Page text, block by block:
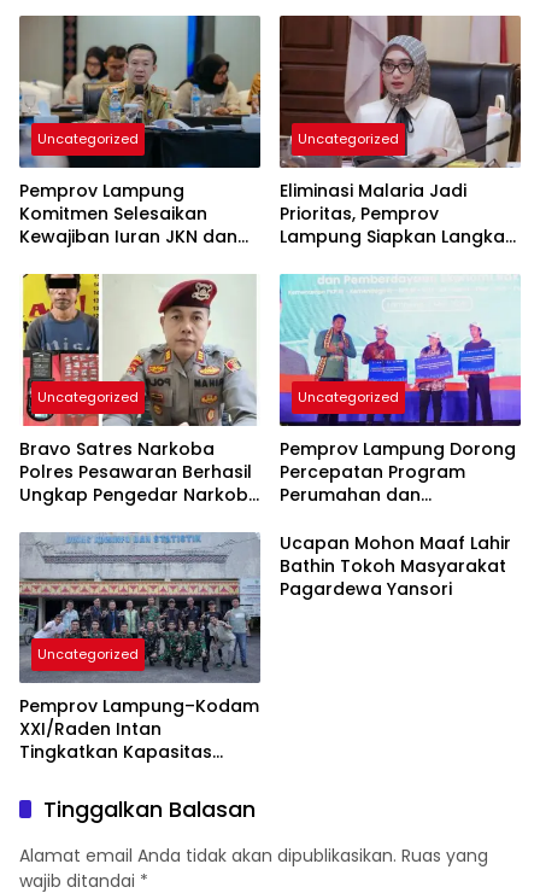
Uncategorized
Pemprov Lampung
Komitmen Selesaikan
Kewajiban Iuran JKN dan
Kepesertaan BPJS
Kesehatan
Uncategorized
Eliminasi Malaria Jadi
Prioritas, Pemprov
Lampung Siapkan Langkah
Uncategorized
Bravo Satres Narkoba
Polres Pesawaran Berhasil
Ungkap Pengedar Narkoba
Uncategorized
Pemprov Lampung Dorong
Percepatan Program
Perumahan dan
Rakyat
Uncategorized
Pemprov Lampung–Kodam
XXI/Raden Intan
Tingkatkan Kapasitas
Komunikasi Publik
Ucapan Mohon Maaf Lahir
Bathin Tokoh Masyarakat
Pagardewa Yansori
Tinggalkan Balasan
Alamat email Anda tidak akan dipublikasikan. Ruas yang
wajib ditandai *